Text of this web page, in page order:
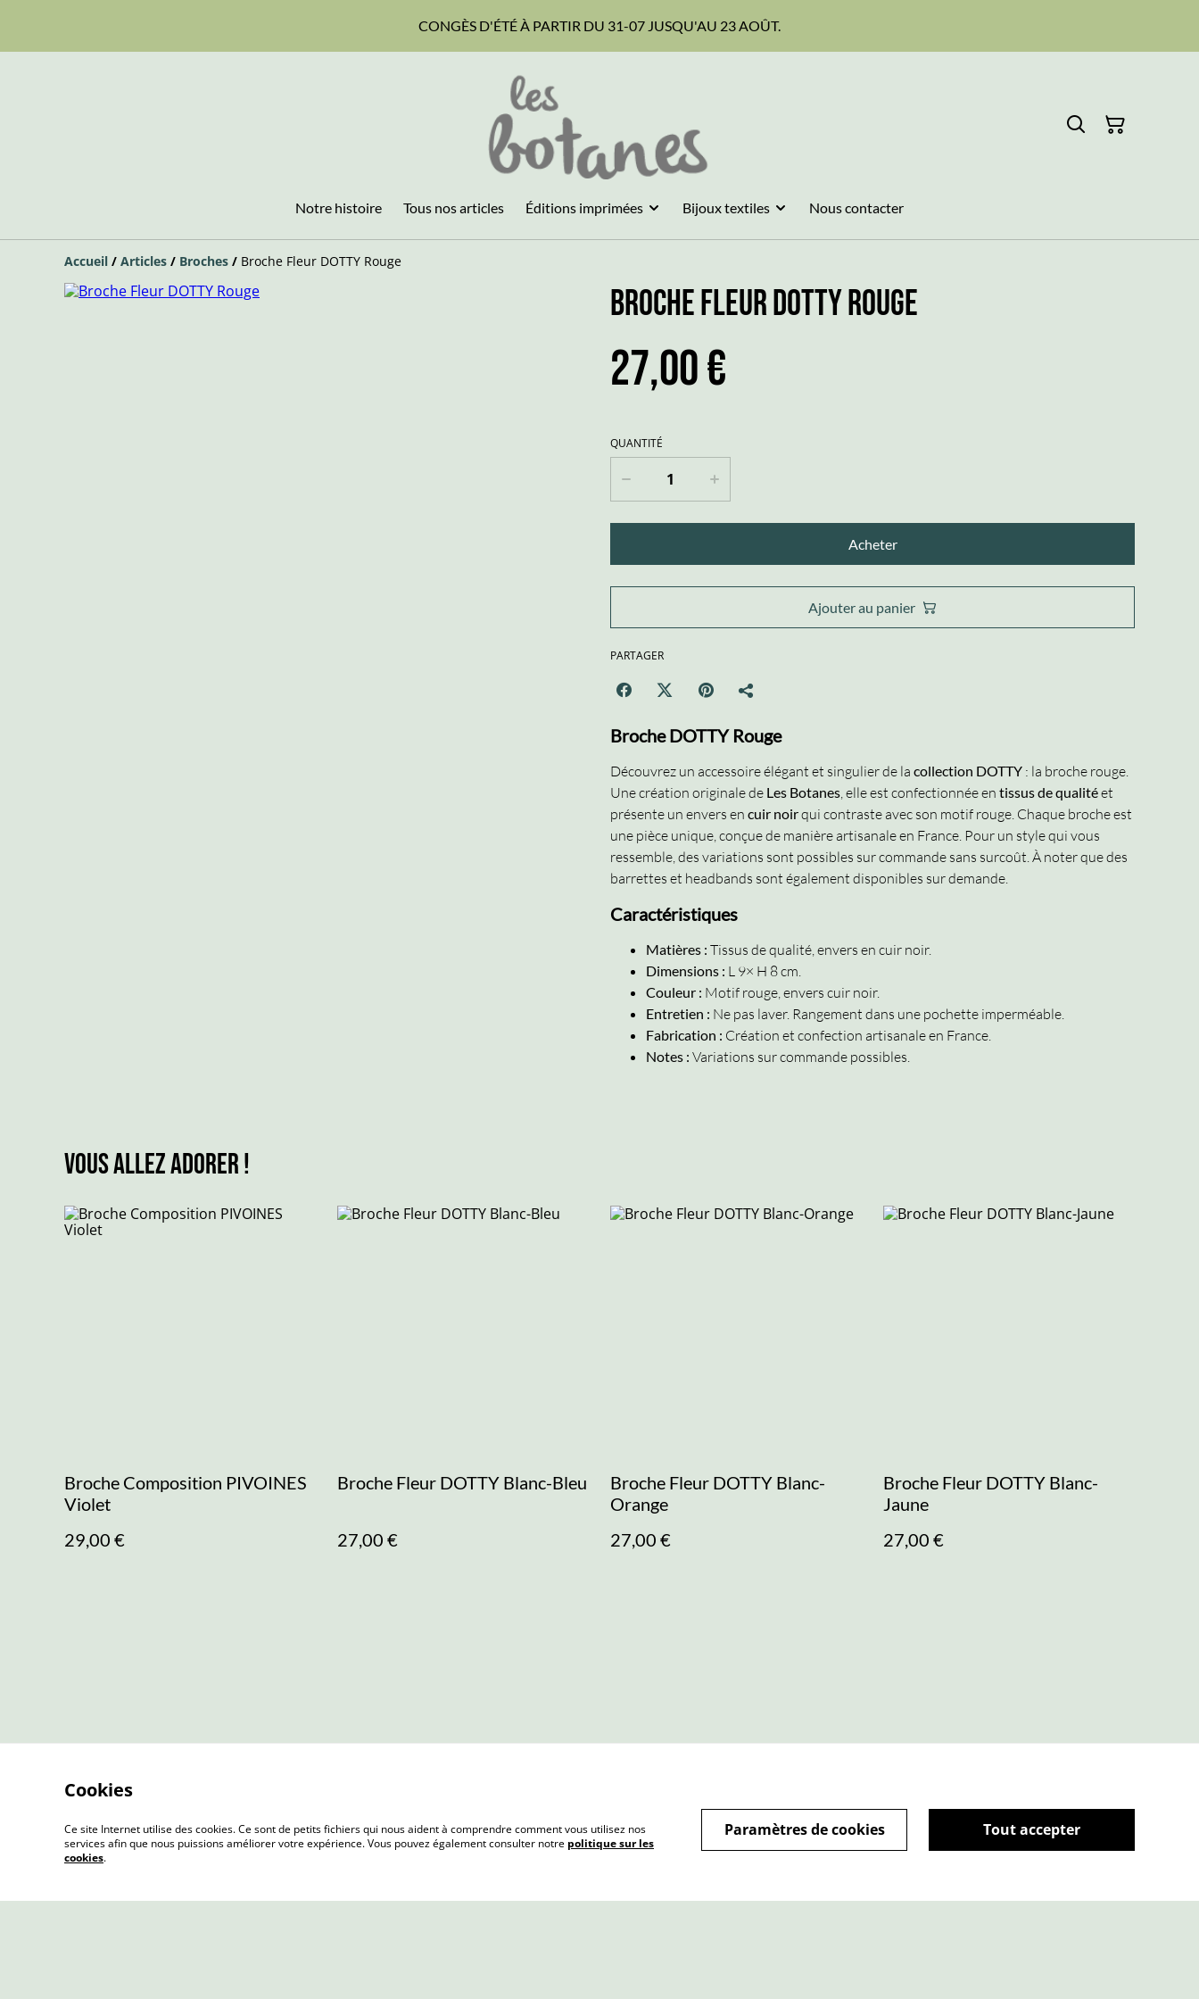
CONGÈS D'ÉTÉ À PARTIR DU 31-07 JUSQU'AU 23 AOÛT.
Notre histoire Tous nos articles Éditions imprimées Bijoux textiles Nous contacter
Accueil / Articles / Broches / Broche Fleur DOTTY Rouge
Broche Fleur DOTTY Rouge
27,00 €
QUANTITÉ
Acheter
Ajouter au panier
PARTAGER
Broche DOTTY Rouge
Découvrez un accessoire élégant et singulier de la collection DOTTY : la broche rouge.
Une création originale de Les Botanes, elle est confectionnée en tissus de qualitéet
présente un envers en cuir noirqui contraste avec son motif rouge. Chaque broche est
une pièce unique, conçue de manière artisanale en France. Pour un style qui vous
ressemble, des variations sont possibles sur commande sans surcoût. À noter que des
barrettes et headbands sont également disponibles sur demande.
Caractéristiques
Matières : Tissus de qualité, envers en cuir noir.
Dimensions : L 9× H 8 cm.
Couleur : Motif rouge, envers cuir noir.
Entretien : Ne pas laver. Rangement dans une pochette imperméable.
Fabrication : Création et confection artisanale en France.
Notes : Variations sur commande possibles.
Vous allez adorer !
Broche Composition PIVOINES
Violet
29,00 €
Broche Fleur DOTTY Blanc-Bleu
27,00 €
Broche Fleur DOTTY Blanc-
Orange
27,00 €
Broche Fleur DOTTY Blanc-
Jaune
27,00 €
Cookies
Ce site Internet utilise des cookies. Ce sont de petits fichiers qui nous aident à comprendre comment vous utilisez nos
services afin que nous puissions améliorer votre expérience. Vous pouvez également consulter notre politique sur les
cookies.
Tout accepter
Paramètres de cookies